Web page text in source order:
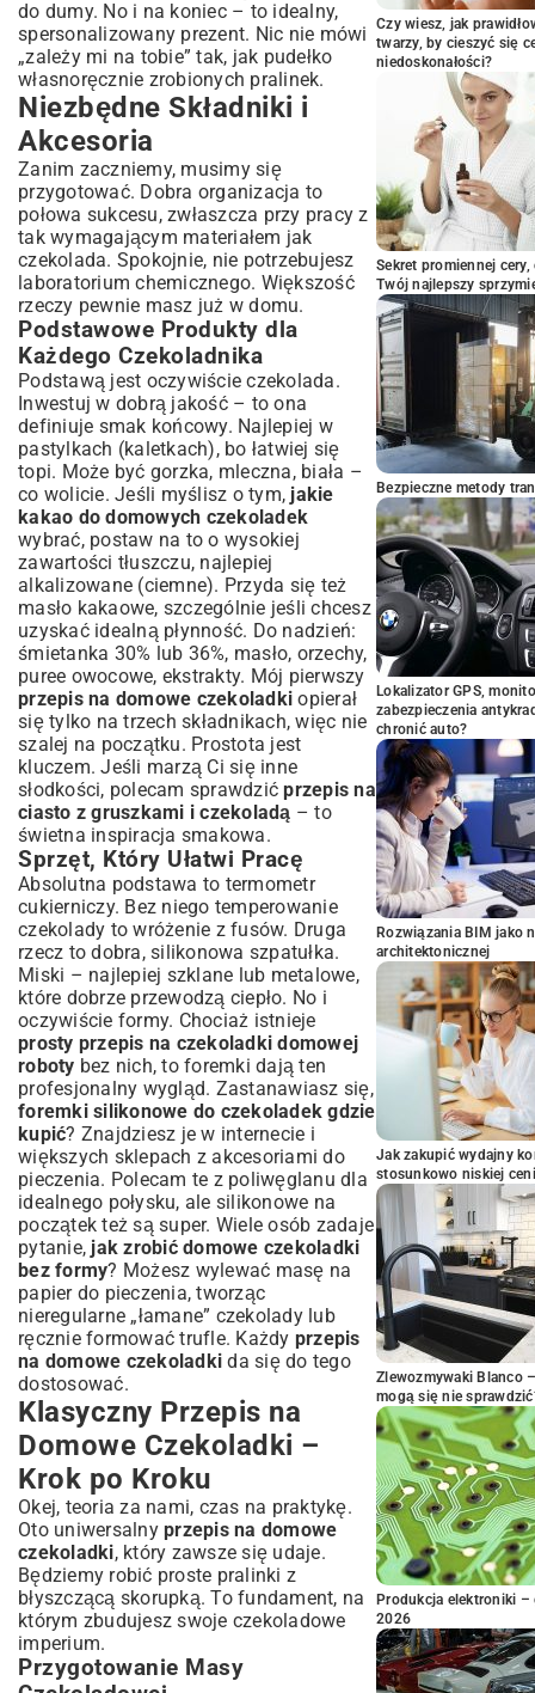
do dumy. No i na koniec – to idealny,
spersonalizowany prezent. Nic nie mówi
„zależy mi na tobie” tak, jak pudełko
własnoręcznie zrobionych pralinek.
Niezbędne Składniki i
Akcesoria
Zanim zaczniemy, musimy się
przygotować. Dobra organizacja to
połowa sukcesu, zwłaszcza przy pracy z
tak wymagającym materiałem jak
czekolada. Spokojnie, nie potrzebujesz
laboratorium chemicznego. Większość
rzeczy pewnie masz już w domu.
Podstawowe Produkty dla
Każdego Czekoladnika
Podstawą jest oczywiście czekolada.
Inwestuj w dobrą jakość – to ona
definiuje smak końcowy. Najlepiej w
pastylkach (kaletkach), bo łatwiej się
topi. Może być gorzka, mleczna, biała –
co wolicie. Jeśli myślisz o tym, jakie
kakao do domowych czekoladek
wybrać, postaw na to o wysokiej
zawartości tłuszczu, najlepiej
alkalizowane (ciemne). Przyda się też
masło kakaowe, szczególnie jeśli chcesz
uzyskać idealną płynność. Do nadzień:
śmietanka 30% lub 36%, masło, orzechy,
puree owocowe, ekstrakty. Mój pierwszy
przepis na domowe czekoladki opierał
się tylko na trzech składnikach, więc nie
szalej na początku. Prostota jest
kluczem. Jeśli marzą Ci się inne
słodkości, polecam sprawdzićprzepis na
ciasto z gruszkami i czekoladą – to
świetna inspiracja smakowa.
Sprzęt, Który Ułatwi Pracę
Absolutna podstawa to termometr
cukierniczy. Bez niego temperowanie
czekolady to wróżenie z fusów. Druga
rzecz to dobra, silikonowa szpatułka.
Miski – najlepiej szklane lub metalowe,
które dobrze przewodzą ciepło. No i
oczywiście formy. Chociaż istnieje
prosty przepis na czekoladki domowej
roboty bez nich, to foremki dają ten
profesjonalny wygląd. Zastanawiasz się,
foremki silikonowe do czekoladek gdzie
kupić? Znajdziesz je w internecie i
większych sklepach z akcesoriami do
pieczenia. Polecam te z poliwęglanu dla
idealnego połysku, ale silikonowe na
początek też są super. Wiele osób zadaje
pytanie, jak zrobić domowe czekoladki
bez formy? Możesz wylewać masę na
papier do pieczenia, tworząc
nieregularne „łamane” czekolady lub
ręcznie formować trufle. Każdy przepis
na domowe czekoladki da się do tego
dostosować.
Klasyczny Przepis na
Domowe Czekoladki –
Krok po Kroku
Okej, teoria za nami, czas na praktykę.
Oto uniwersalny przepis na domowe
czekoladki, który zawsze się udaje.
Będziemy robić proste pralinki z
błyszczącą skorupką. To fundament, na
którym zbudujesz swoje czekoladowe
imperium.
Przygotowanie Masy
Czy wiesz, jak
twarzy, by cieszyć się
niedoskonałości?
Sekret promiennej
Twój najlepszy
Bezpieczne metody
Lokalizator GPS,
zabezpieczenia
chronić auto?
Rozwiązania BIM jako
architektonicznej
Jak zakupić wydajny
stosunkowo niskiej
Zlewozmywaki Blanco
mogą się nie
Produkcja elektroniki –
2026